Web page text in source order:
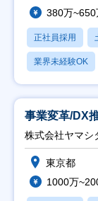
380万~650
正社員採用
業界未経験OK
事業変革/DX
株式会社ヤマシ
東京都
1000万